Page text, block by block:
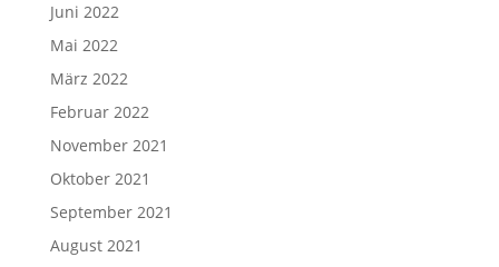
Juni 2022
Mai 2022
März 2022
Februar 2022
November 2021
Oktober 2021
September 2021
August 2021